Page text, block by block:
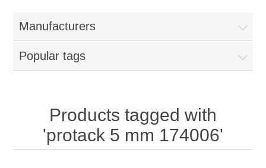
Manufacturers
Popular tags
Products tagged with
'protack 5 mm 174006'